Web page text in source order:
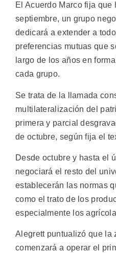
El Acuerdo Marco fija
septiembre, un grupo
dedicará a extender a
preferencias mutuas que
largo de los años en
cada grupo.
Se trata de la llamada
multilateralización del
primera y parcial
de octubre, según fija el
Desde octubre y hasta el
negociará el resto del
establecerán las normas
como el trato de los
especialmente los
Alegrett puntualizó que la
comenzará a operar el